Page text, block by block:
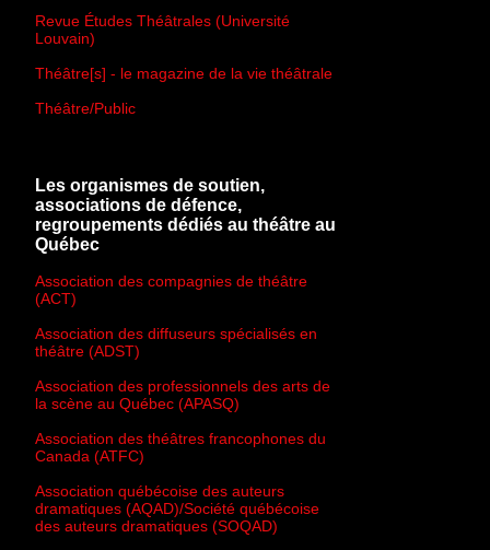
Revue Études Théâtrales (Université
Louvain)
Théâtre[s] - le magazine de la vie théâtrale
Théâtre/Public
Les organismes de soutien,
associations de défence,
regroupements dédiés au théâtre au
Québec
Association des compagnies de théâtre
(ACT)
Association des diffuseurs spécialisés en
théâtre (ADST)
Association des professionnels des arts de
la scène au Québec (APASQ)
Association des théâtres francophones du
Canada (ATFC)
Association québécoise des auteurs
dramatiques (AQAD)/Société québécoise
des auteurs dramatiques (SOQAD)